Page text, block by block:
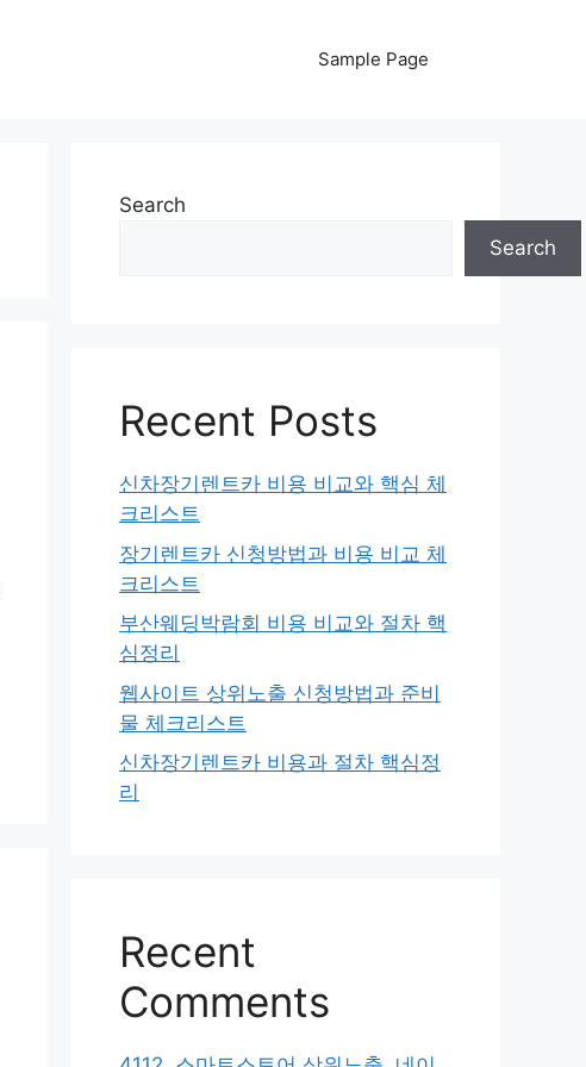
Sample Page
Search
Search
Recent Posts
신차장기렌트카 비용 비교와 핵심 체
크리스트
장기렌트카 신청방법과 비용 비교 체
크리스트
부산웨딩박람회 비용 비교와 절차 핵
심정리
웹사이트 상위노출 신청방법과 준비
물 체크리스트
신차장기렌트카 비용과 절차 핵심정
리
Recent
Comments